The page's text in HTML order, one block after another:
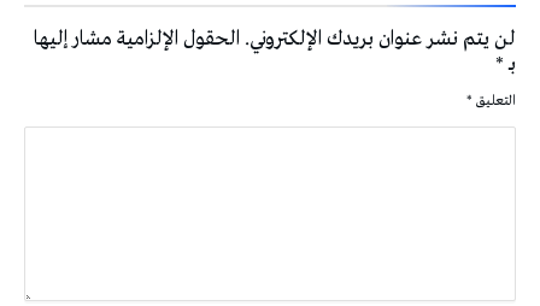
لن يتم نشر عنوان بريدك الإلكتروني. الحقول الإلزامية مشار إليها
بـ*
التعليق *